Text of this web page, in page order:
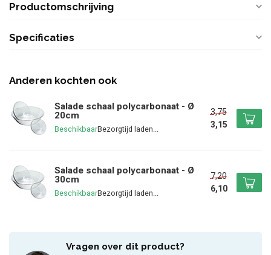
Productomschrijving
Specificaties
Anderen kochten ook
Salade schaal polycarbonaat - Ø
20cm
Beschikbaar
3,75
3,15
Salade schaal polycarbonaat - Ø
30cm
Beschikbaar
7,20
6,10
Vragen over dit product?